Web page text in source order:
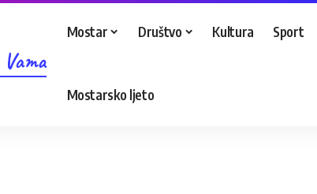
Mostar Društvo Kultura Sport
Mostarsko ljeto